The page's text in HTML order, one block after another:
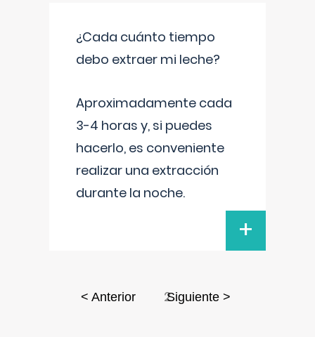
¿Cada cuánto tiempo
debo extraer mi leche?
Aproximadamente cada
3-4 horas y, si puedes
hacerlo, es conveniente
realizar una extracción
durante la noche.
+
< Anterior 2Siguiente >